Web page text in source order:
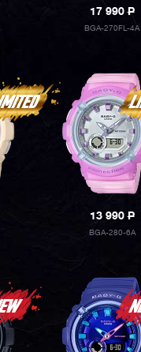
17 990P
BGA-270FL-4A
13 990P
BGA-280-6A